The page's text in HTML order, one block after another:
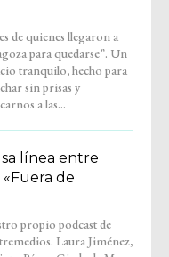
a las...
línea entre
de